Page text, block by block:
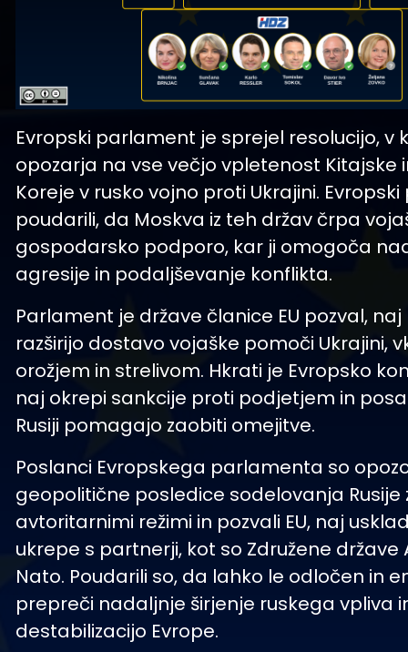
Evropski parlament je sprejel resolucijo, v
opozarja na vse večjo vpletenost Kitajske
Koreje v rusko vojno proti Ukrajini.
poudarili, da Moskva iz teh držav črpa
gospodarsko podporo, kar ji omogoča
agresije in podaljševanje konflikta.
Parlament je države članice EU pozval,
razširijo dostavo vojaške pomoči Ukrajini,
orožjem in strelivom. Hkrati je Evropsko
naj okrepi sankcije proti podjetjem in
Rusiji pomagajo zaobiti omejitve.
Poslanci Evropskega parlamenta so
geopolitične posledice sodelovanja Rusije
avtoritarnimi režimi in pozvali EU, naj
ukrepe s partnerji, kot so Združene države
Nato. Poudarili so, da lahko le odločen in
prepreči nadaljnje širjenje ruskega vpliva
destabilizacijo Evrope.